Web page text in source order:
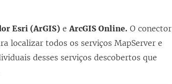
Esri (ArGIS) eArcGIS Online. O conector
localizar todos os serviços MapServer e
desses serviços descobertos que